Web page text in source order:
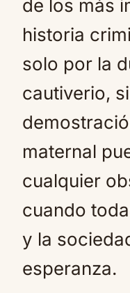
de los más
historia
solo por la
cautiverio,
maternal
cualquier
cuando
y la
esperanza.